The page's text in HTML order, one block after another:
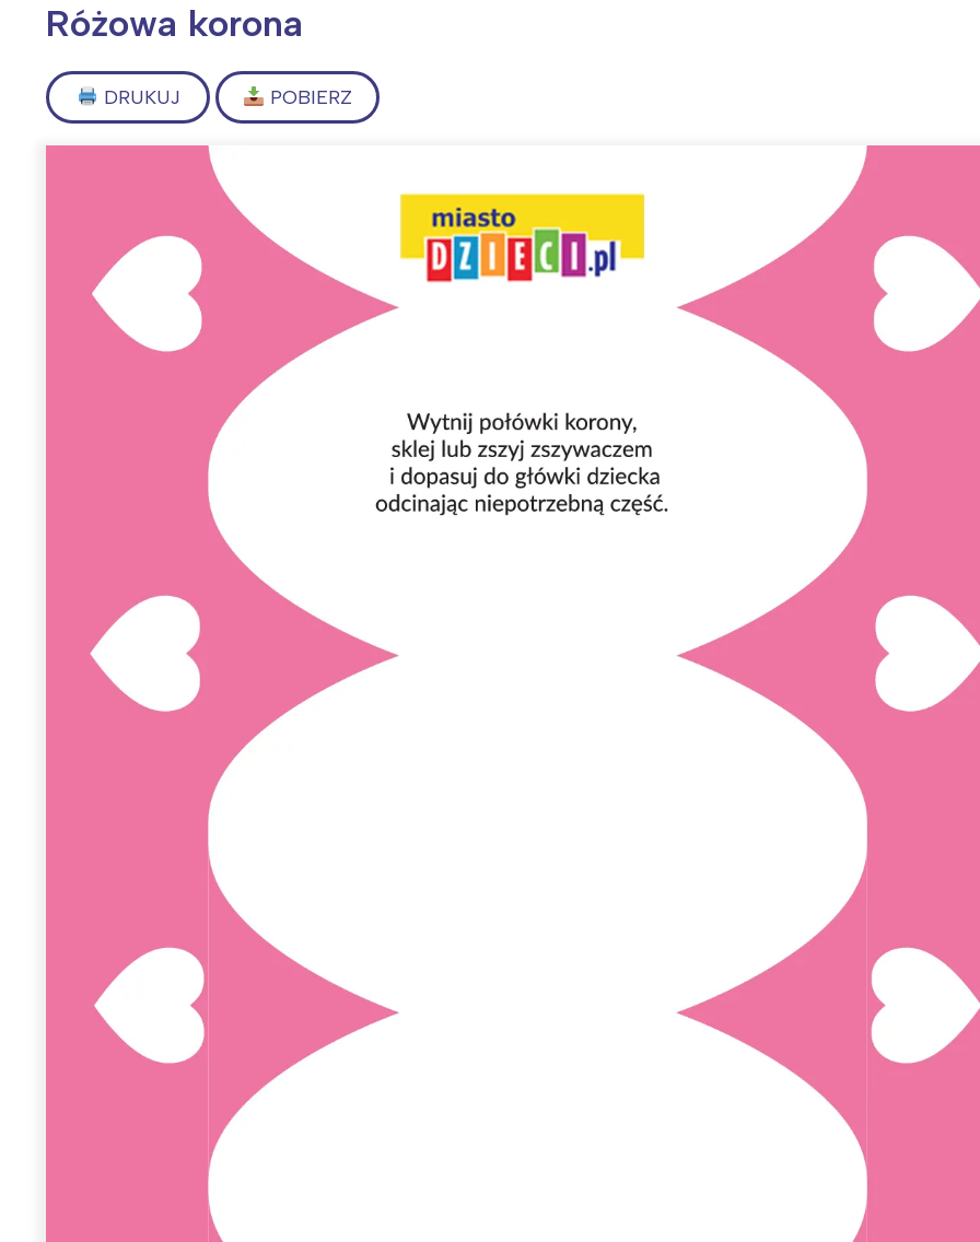
Różowa korona
DRUKUJ POBIERZ